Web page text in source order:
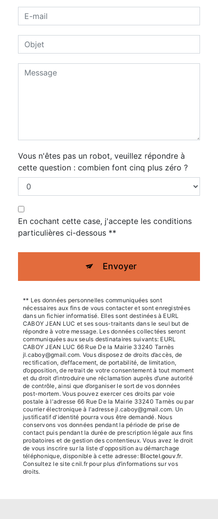
Vous n'êtes pas un robot, veuillez répondre à
cette question : combien font cinq plus zéro ?
En cochant cette case, j'accepte les conditions
particulières ci-dessous **
Envoyer
** Les données personnelles communiquées sont
nécessaires aux fins de vous contacter et sont enregistrées
dans un fichier informatisé. Elles sont destinées à EURL
CABOY JEAN LUC et ses sous-traitants dans le seul but de
répondre à votre message. Les données collectées seront
communiquées aux seuls destinataires suivants: EURL
CABOY JEAN LUC 66 Rue De la Mairie 33240 Tarnès
jl.caboy@gmail.com. Vous disposez de droits d’accès, de
rectification, d’effacement, de portabilité, de limitation,
d’opposition, de retrait de votre consentement à tout moment
et du droit d’introduire une réclamation auprès d’une autorité
de contrôle, ainsi que d’organiser le sort de vos données
post-mortem. Vous pouvez exercer ces droits par voie
postale à l'adresse 66 Rue De la Mairie 33240 Tarnès ou par
courrier électronique à l'adresse jl.caboy@gmail.com. Un
justificatif d'identité pourra vous être demandé. Nous
conservons vos données pendant la période de prise de
contact puis pendant la durée de prescription légale aux fins
probatoires et de gestion des contentieux. Vous avez le droit
de vous inscrire sur la liste d'opposition au démarchage
téléphonique, disponible à cette adresse: Bloctel.gouv.fr.
Consultez le site cnil.fr pour plus d’informations sur vos
droits.